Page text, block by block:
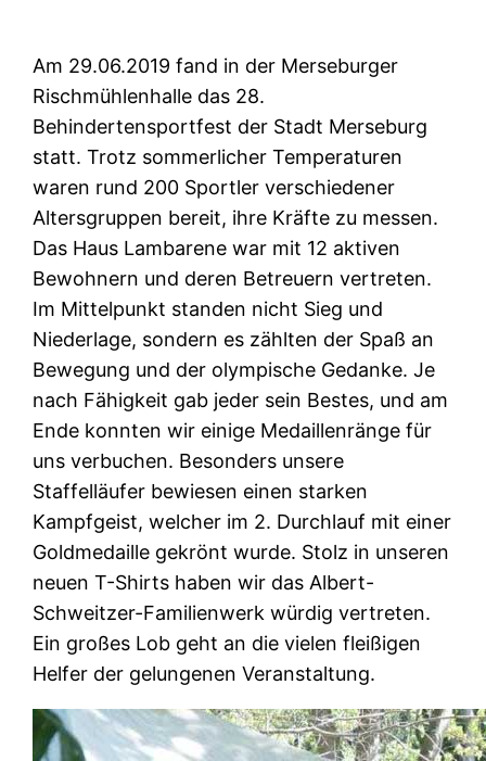
Am 29.06.2019 fand in der Merseburger
Rischmühlenhalle das 28.
Behindertensportfest der Stadt Merseburg
statt. Trotz sommerlicher Temperaturen
waren rund 200 Sportler verschiedener
Altersgruppen bereit, ihre Kräfte zu messen.
Das Haus Lambarene war mit 12 aktiven
Bewohnern und deren Betreuern vertreten.
Im Mittelpunkt standen nicht Sieg und
Niederlage, sondern es zählten der Spaß an
Bewegung und der olympische Gedanke. Je
nach Fähigkeit gab jeder sein Bestes, und am
Ende konnten wir einige Medaillenränge für
uns verbuchen. Besonders unsere
Staffelläufer bewiesen einen starken
Kampfgeist, welcher im 2. Durchlauf mit einer
Goldmedaille gekrönt wurde. Stolz in unseren
neuen T-Shirts haben wir das Albert-
Schweitzer-Familienwerk würdig vertreten.
Ein großes Lob geht an die vielen fleißigen
Helfer der gelungenen Veranstaltung.